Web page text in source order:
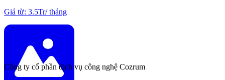
Giá từ: 3.5Tr/tháng
Công ty cổ phần dịch vụ công nghệ Cozrum